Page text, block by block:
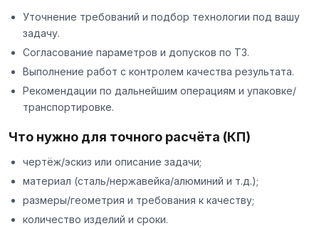
Уточнение требований и подбор технологии под вашу
задачу.
Согласование параметров и допусков по ТЗ.
Выполнение работ с контролем качества результата.
Рекомендации по дальнейшим операциям и упаковке/
транспортировке.
Что нужно для точного расчёта (КП)
чертёж/эскиз или описание задачи;
материал (сталь/нержавейка/алюминий и т.д.);
размеры/геометрия и требования к качеству;
количество изделий и сроки.